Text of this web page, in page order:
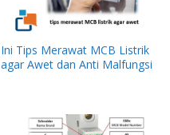
Ini Tips Merawat MCB Listrik
agar Awet dan Anti Malfungsi